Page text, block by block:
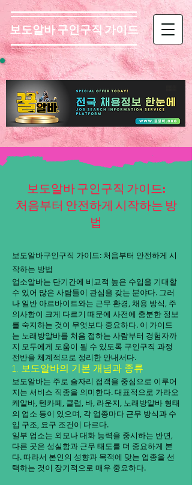
보도알바 구인구직 가이드
보도알바 구인구직 가이드:
처음부터 안전하게 시작하는 방
법
보도알바구인구직 가이드: 처음부터 안전하게 시
작하는 방법
업소알바는 단기간에 비교적 높은 수입을 기대할
수 있어 많은 사람들이 관심을 갖는 분야다. 그러
나 일반 아르바이트와는 근무 환경, 채용 방식, 주
의사항이 크게 다르기 때문에 사전에 충분한 정보
를 숙지하는 것이 무엇보다 중요하다. 이 가이드
는 노래방알바를 처음 접하는 사람부터 경험자까
지 모두에게 도움이 될 수 있도록 구인구직 과정
전반을 체계적으로 정리한 안내서다.
1. 보도알바의 기본 개념과 종류
보도알바는 주로 술자리 접객을 중심으로 이루어
지는 서비스 직종을 의미한다. 대표적으로 가라오
케알바, 텐카페, 클럽, 바, 라운지, 노래방알바 형태
의 업소 등이 있으며, 각 업종마다 근무 방식과 수
입 구조, 요구 조건이 다르다.
일부 업소는 외모나 대화 능력을 중시하는 반면,
다른 곳은 성실함과 근무 태도를 더 중요하게 본
다. 따라서 본인의 성향과 목적에 맞는 업종을 선
택하는 것이 장기적으로 매우 중요하다.